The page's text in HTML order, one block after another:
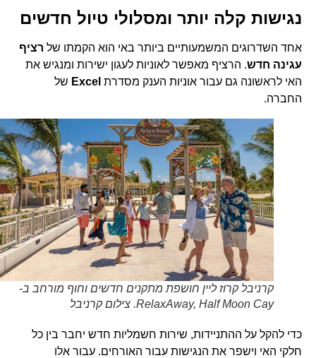
נגישות קלה יותר ומסלולי טיול חדשים
אחד השדרוגים המשמעותיים ביותר באי הוא הקמתו שלרציף
עגינה חדש. הרציף מאפשר לאוניות לעגון ישירות ומנגיש את
האי לראשונה גם עבור אוניות הענק מסדרתExcelשל
החברה.
קרניבל קרוז ליין חושפת מתקנים חדשים וחוף מורחב ב-
RelaxAway, Half Moon Cay. צילום קרניבל
כדי להקל על ההתניידות, שירות חשמליות חדש יחבר בין כל
חלקי האי וישפר את הנגישות עבור האורחים. עבור אלו